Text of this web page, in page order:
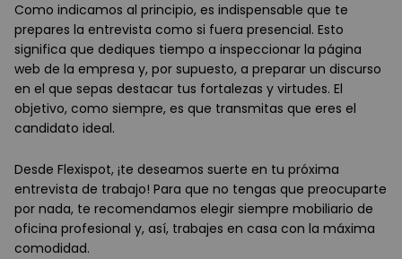
Como indicamos al principio, es indispensable que te
prepares la entrevista como si fuera presencial. Esto
significa que dediques tiempo a inspeccionar la página
web de la empresa y, por supuesto, a preparar un discurso
en el que sepas destacar tus fortalezas y virtudes. El
objetivo, como siempre, es que transmitas que eres el
candidato ideal.
Desde Flexispot, ¡te deseamos suerte en tu próxima
entrevista de trabajo! Para que no tengas que preocuparte
por nada, te recomendamos elegir siempre mobiliario de
oficina profesional y, así, trabajes en casa con la máxima
comodidad.